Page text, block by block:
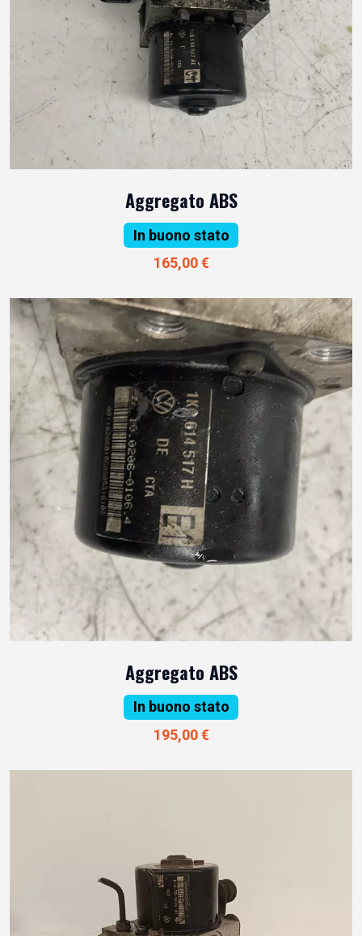
Aggregato ABS
In buono stato
165,00 €
Aggregato ABS
In buono stato
195,00 €